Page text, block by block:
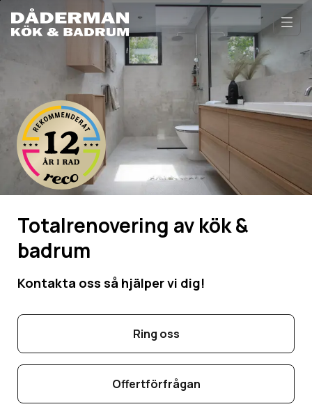
övergripande
Totalrenovering av kök &
badrum
Kontakta oss så hjälper vi dig!
Ring oss
Offertförfrågan